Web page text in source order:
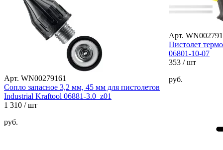
Арт. WN00279161
Сопло запасное 3,2 мм, 45 мм для пистолетов
Industrial Kraftool 06881-3.0_z01
1 310 / шт
руб.
Арт.
Пистолет
06801-10-07
353 / шт
руб.